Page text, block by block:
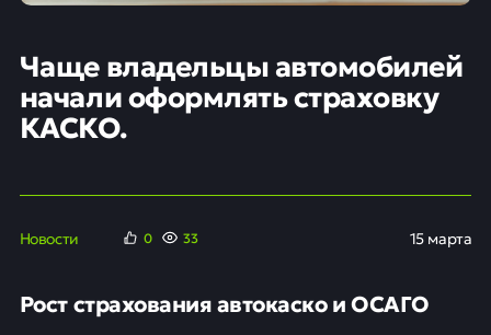
Чаще владельцы автомобилей
начали оформлять страховку
КАСКО.
Новости 0 33 15 марта
Рост страхования автокаско и ОСАГО